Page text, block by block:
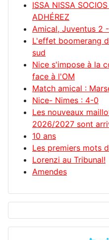
ISSA NISSA
ADHÉREZ
Amical, Juventus 2
L'effet boomerang
sud
Nice s'impose à la
face à l'OM
Match amical :
Nice- Nimes : 4-0
Les nouveaux
2026/2027 sont
10 ans
Les premiers mots
Lorenzi au Tribunal!
Amendes